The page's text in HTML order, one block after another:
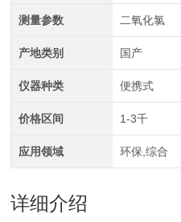
测量参数 二氧化氯
产地类别 国产
仪器种类 便携式
价格区间 1-3千
应用领域 环保,综合
详细介绍